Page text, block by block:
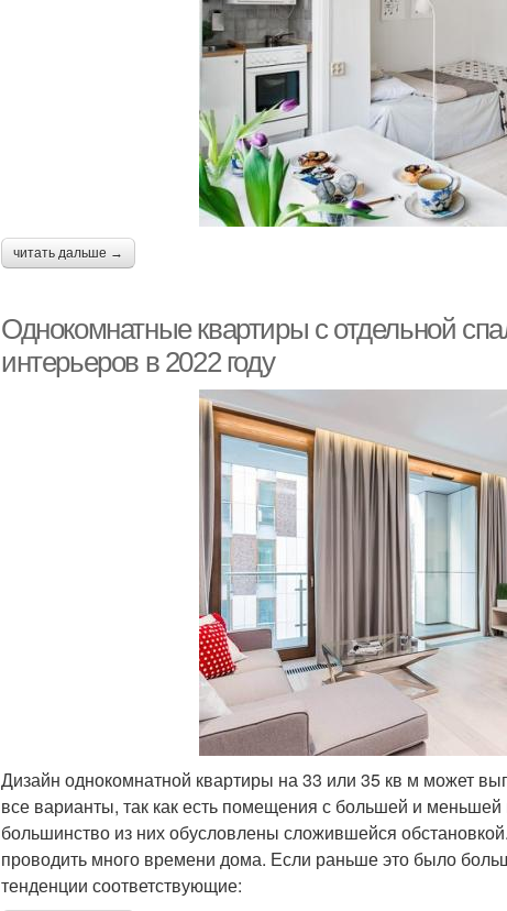
читать дальше →
Однокомнатные квартиры с отдельной
интерьеров в 2022 году
Дизайн однокомнатной квартиры на 33 или 35 кв м может
все варианты, так как есть помещения с большей и
большинство из них обусловлены сложившейся
проводить много времени дома. Если раньше это было
тенденции соответствующие: